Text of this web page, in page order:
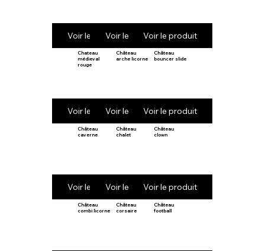
Voir le produitVoir le produitVoir le produit
Chateau
médieval
rouge
Voir le produit
Château
arche licorne
Voir le produit
Château
bouncer slide
Voir le produit
Château
caverne
Voir le produit
Château
chalet
Voir le produit
Château
clown
Voir le produit
Château
combi licorne
Château
corsaire
Château
football